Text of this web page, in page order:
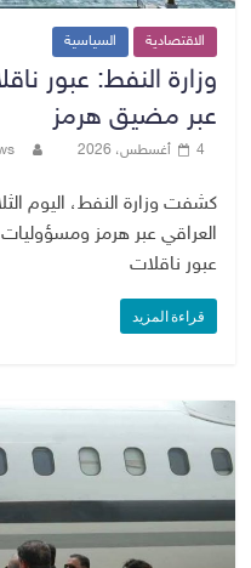
الاقتصادية السياسية
وزارة النفط: عبور
عبر مضيق هرمز
4 أغسطس، 2026
كشفت وزارة النفط، اليوم
العراقي عبر هرمز
عبور ناقلات
قراءة المزيد